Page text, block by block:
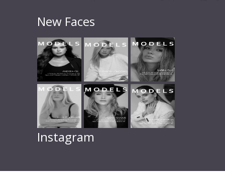
New Faces
Instagram